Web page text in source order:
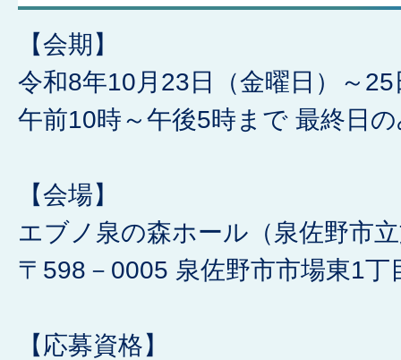
【会期】
令和8年10月23日（金曜日）～
午前10時～午後5時まで 最終日
【会場】
エブノ泉の森ホール（泉佐野市
〒598－0005 泉佐野市市場東1丁
【応募資格】